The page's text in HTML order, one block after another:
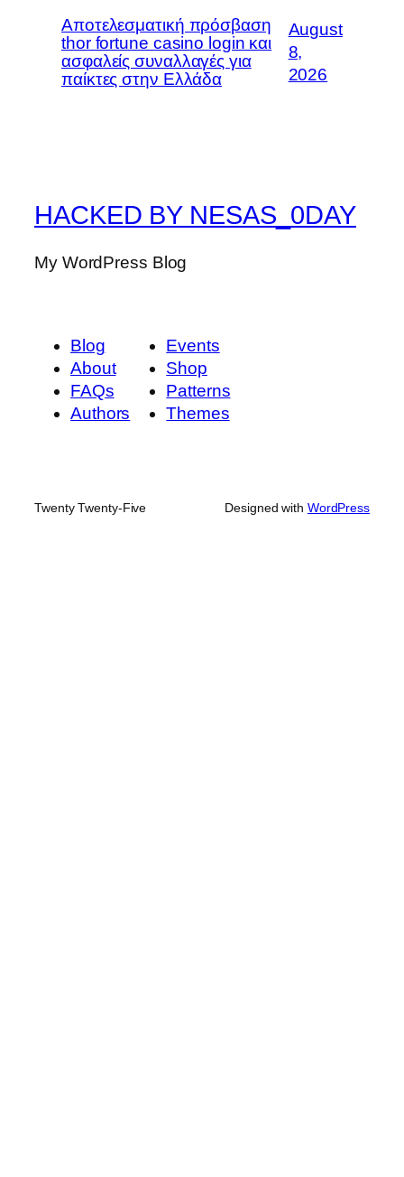
Αποτελεσματική πρόσβαση
thor fortune casino login και
ασφαλείς συναλλαγές για
παίκτες στην Ελλάδα
August
8,
2026
HACKED BY NESAS_0DAY
My WordPress Blog
Blog
About
FAQs
Authors
Events
Shop
Patterns
Themes
Twenty Twenty-Five Designed with WordPress